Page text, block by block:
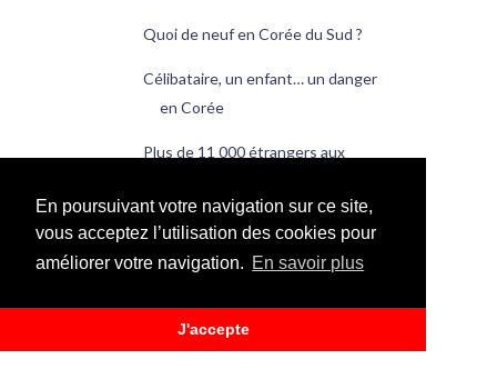
En poursuivant votre navigation sur ce site,
vous acceptez l’utilisation des cookies pour
améliorer votre navigation. En savoir plus
J'accepte
Quoi de neuf en Corée du Sud ?
Célibataire, un enfant… un danger
en Corée
Plus de 11 000 étrangers aux
Retour du surplus commercial en
février
Quoi de neuf en Corée du Sud ?